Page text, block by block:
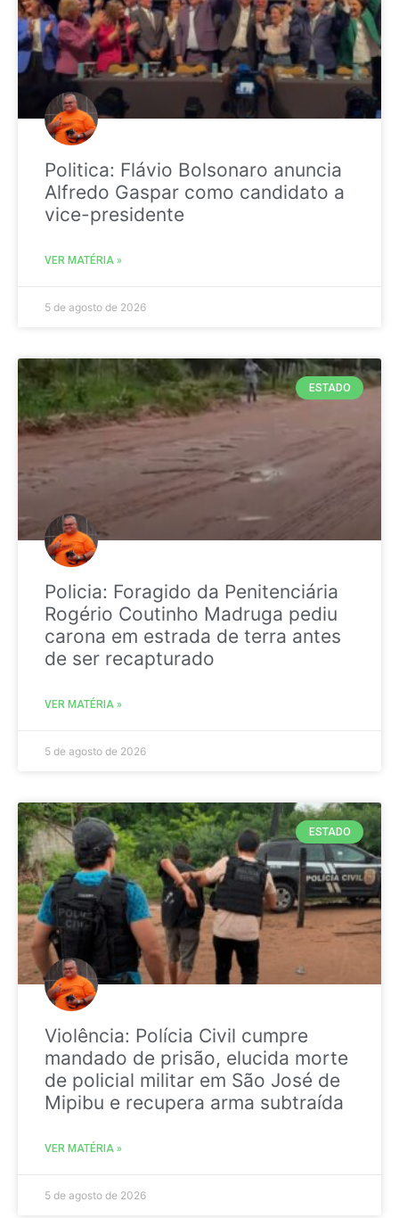
Politica: Flávio Bolsonaro anuncia
Alfredo Gaspar como candidato a
vice-presidente
VER MATÉRIA »
5 de agosto de 2026
ESTADO
Policia: Foragido da Penitenciária
Rogério Coutinho Madruga pediu
carona em estrada de terra antes
de ser recapturado
VER MATÉRIA »
5 de agosto de 2026
ESTADO
Violência: Polícia Civil cumpre
mandado de prisão, elucida morte
de policial militar em São José de
Mipibu e recupera arma subtraída
VER MATÉRIA »
5 de agosto de 2026